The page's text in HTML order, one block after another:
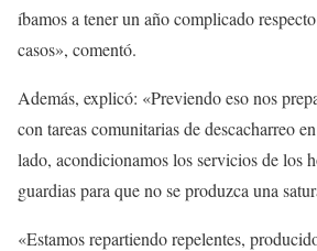
íbamos a tener un año complicado
casos», comentó.
Además, explicó: «Previendo eso nos
con tareas comunitarias de descacharreo
lado, acondicionamos los servicios de los
guardias para que no se produzca una
«Estamos repartiendo repelentes,